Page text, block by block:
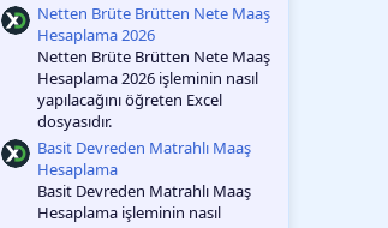
Netten Brüte Brütten Nete Maaş
Hesaplama 2026
Netten Brüte Brütten Nete Maaş
Hesaplama 2026 işleminin nasıl
yapılacağını öğreten Excel
dosyasıdır.
Basit Devreden Matrahlı Maaş
Hesaplama
Basit Devreden Matrahlı Maaş
Hesaplama işleminin nasıl